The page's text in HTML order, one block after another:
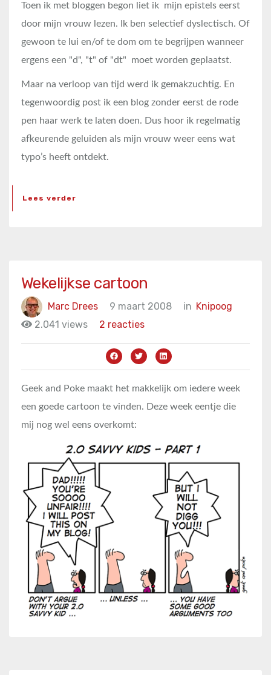
Toen ik met bloggen begon liet ik mijn epistels eerst
door mijn vrouw lezen. Ik ben selectief dyslectisch. Of
gewoon te lui en/of te dom om te begrijpen wanneer
ergens een "d", "t" of "dt" moet worden geplaatst.
Maar na verloop van tijd werd ik gemakzuchtig. En
tegenwoordig post ik een blog zonder eerst de rode
pen haar werk te laten doen. Dus hoor ik regelmatig
afkeurende geluiden als mijn vrouw weer eens wat
typo’s heeft ontdekt.
Lees verder
Wekelijkse cartoon
Marc Drees 9 maart 2008 in Knipoog
2.041 views
2 reacties
Geek and Poke maakt het makkelijk om iedere week
een goede cartoon te vinden. Deze week eentje die
mij nog wel eens overkomt: